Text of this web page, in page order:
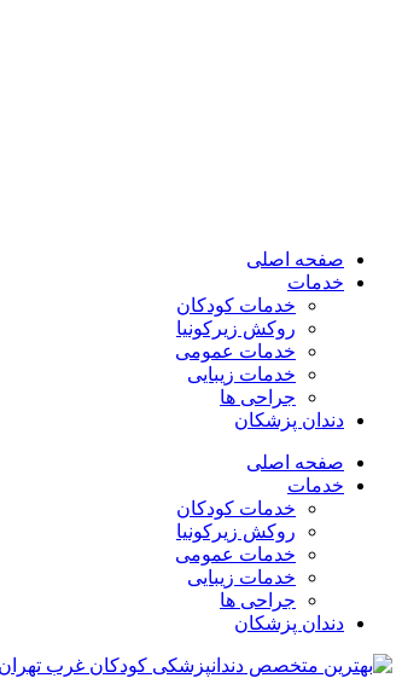
صفحه اصلی
خدمات
خدمات کودکان
روکش زیرکونیا
خدمات عمومی
خدمات زیبایی
جراحی ها
دندان پزشکان
صفحه اصلی
خدمات
خدمات کودکان
روکش زیرکونیا
خدمات عمومی
خدمات زیبایی
جراحی ها
دندان پزشکان